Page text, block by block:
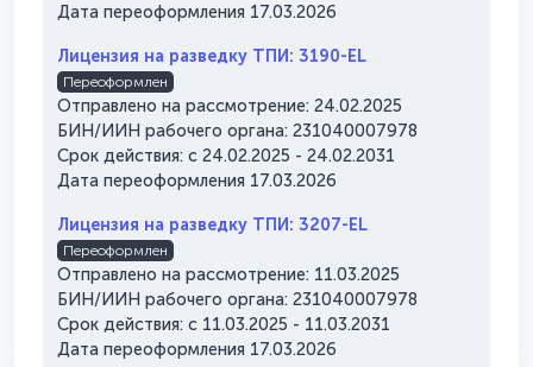
Дата переоформления 17.03.2026
Лицензия на разведку ТПИ: 3190-EL
Переоформлен
Отправлено на рассмотрение: 24.02.2025
БИН/ИИН рабочего органа: 231040007978
Срок действия: с 24.02.2025 - 24.02.2031
Дата переоформления 17.03.2026
Лицензия на разведку ТПИ: 3207-EL
Переоформлен
Отправлено на рассмотрение: 11.03.2025
БИН/ИИН рабочего органа: 231040007978
Срок действия: с 11.03.2025 - 11.03.2031
Дата переоформления 17.03.2026